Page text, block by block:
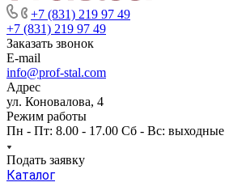
+7 (831) 219 97 49
+7 (831) 219 97 49
Заказать звонок
E-mail
info@prof-stal.com
Адрес
ул. Коновалова, 4
Режим работы
Пн - Пт: 8.00 - 17.00 Сб - Вс: выходные
Подать заявку
Каталог